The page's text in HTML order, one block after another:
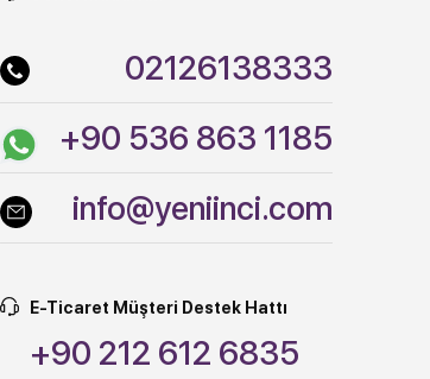
02126138333
+90 536 863 1185
info@yeniinci.com
E-Ticaret Müşteri Destek Hattı
+90 212 612 6835